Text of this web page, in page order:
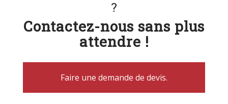
?
Contactez-nous sans plus
attendre !
Faire une demande de devis.